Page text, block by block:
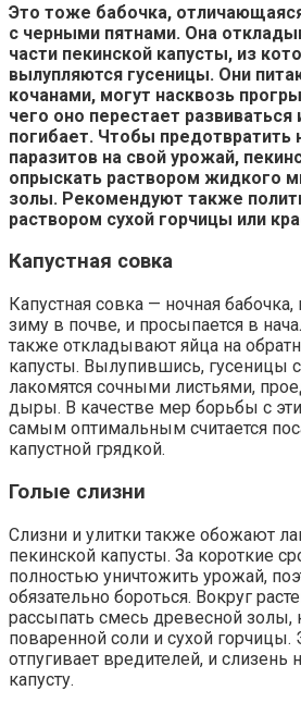
Это тоже бабочка,
с черными пятнами. Она
части пекинской капусты, из
вылупляются гусеницы. Они
кочанами, могут насквозь
чего оно перестает
погибает. Чтобы предотвратить
паразитов на свой урожай,
опрыскать раствором жидкого
золы. Рекомендуют также
раствором сухой горчицы или
Капустная совка
Капустная совка — ночная
зиму в почве, и просыпается в
также откладывают яйца на
капусты. Вылупившись, гусеницы
лакомятся сочными листьями,
дыры. В качестве мер борьбы с
самым оптимальным считается
капустной грядкой.
Голые слизни
Слизни и улитки также обожают
пекинской капусты. За короткие
полностью уничтожить урожай,
обязательно бороться. Вокруг
рассыпать смесь древесной золы,
поваренной соли и сухой горчицы.
отпугивает вредителей, и слизень
капусту.